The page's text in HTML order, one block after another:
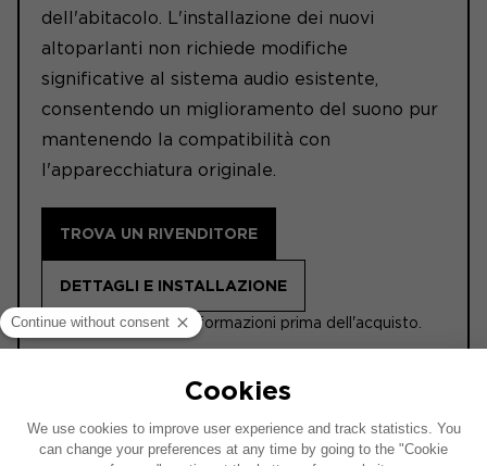
dell'abitacolo. L'installazione dei nuovi
altoparlanti non richiede modifiche
significative al sistema audio esistente,
consentendo un miglioramento del suono pur
mantenendo la compatibilità con
l'apparecchiatura originale.
TROVA UN RIVENDITORE
DETTAGLI E INSTALLAZIONE
ⓘ Leggere queste informazioni prima dell'acquisto.
Questo schema di installazione si basa su un
veicolo dotato di un impianto audio di serie. Se il